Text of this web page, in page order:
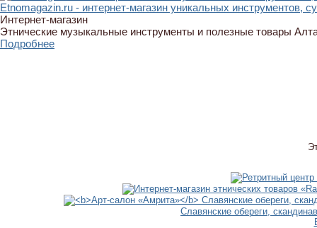
Etnomagazin.ru - интернет-магазин уникальных инструментов,
Интернет-магазин
Этнические музыкальные инструменты и полезные товары
Подробнее
Славянские обереги,